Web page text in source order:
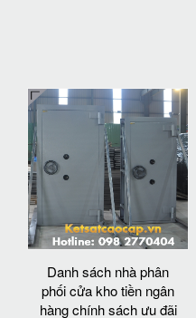
Danh sách nhà phân
phối cửa kho tiền ngân
hàng chính sách ưu đãi